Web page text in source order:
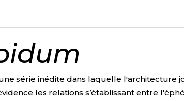
série inédite dans laquelle l'architecture
les relations s’établissant entre